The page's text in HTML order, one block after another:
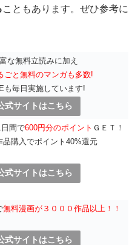
こともあります。ぜひ参考に
な無料立読みに加え
ごと無料のマンガも多数!
も毎日実施しています!
式サイトはこちら
間で600円分のポイント ＧＥＴ！
品購入でポイント40%還元
式サイトはこちら
無料漫画が３０００作品以上！！
式サイトはこちら